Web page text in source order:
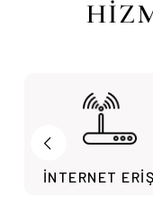
İNTERNET